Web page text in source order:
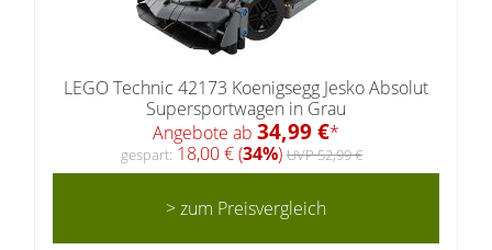
LEGO Technic 42173 Koenigsegg Jesko Absolut
Supersportwagen in Grau
Angebote ab 34,99 €*
gespart: 18,00 € (34%) UVP 52,99 €
> zum Preisvergleich